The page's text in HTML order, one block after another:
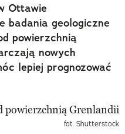
Ottawie
badania geologiczne
powierzchnią
nowych
lepiej prognozować
fot. Shutterstock